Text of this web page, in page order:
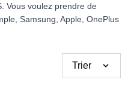
Vous voulez prendre de
Samsung, Apple, OnePlus
Trier